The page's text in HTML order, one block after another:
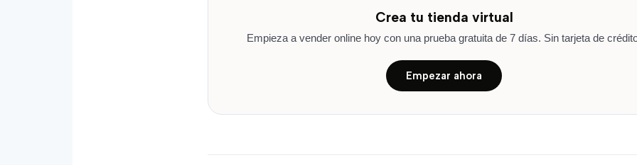
Crea tu tienda virtual
Empieza a vender online hoy con una prueba gratuita de 7 días. Sin tarjeta de
Empezar ahora